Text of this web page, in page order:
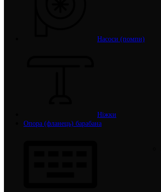
Насоси (помпи)
Ніжки
Опора (фланець) барабана